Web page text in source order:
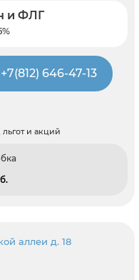
и ФЛГ
+7(812) 646-47-13
и акций
аллеи д. 18